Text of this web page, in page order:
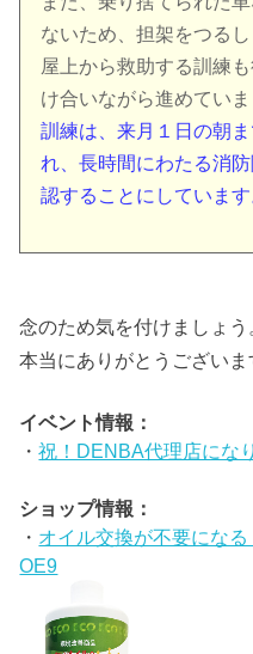
ないため、担架をつる
屋上から救助する訓練
け合いながら進めていま
訓練は、来月１日の朝
れ、長時間にわたる消
認することにしています
念のため気を付けましょう
本当にありがとうございま
イベント情報：
・祝！DENBA代理店にな
ショップ情報：
・ オイル交換が不要にな
OE9